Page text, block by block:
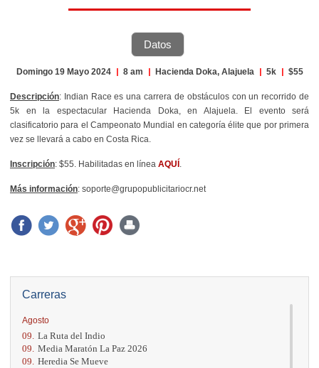
Carreras
Agosto
09. La Ruta del Indio
09. Media Maratón La Paz 2026
09. Heredia Se Mueve
Datos
Domingo 19 Mayo 2024 | 8 am | Hacienda Doka, Alajuela | 5k | $55
Descripción: Indian Race es una carrera de obstáculos con un recorrido de
5k en la espectacular Hacienda Doka, en Alajuela. El evento será
clasificatorio para el Campeonato Mundial en categoría élite que por primera
vez se llevará a cabo en Costa Rica.
Inscripción: $55. Habilitadas en línea AQUÍ
Más información: soporte@grupopublicitariocr.net